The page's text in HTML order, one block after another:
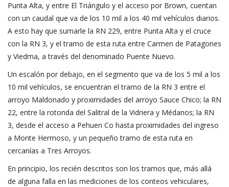
Punta Alta, y entre El Triángulo y el acceso por Brown, cuentan
con un caudal que va de los 10 mil a los 40 mil vehículos diarios.
A esto hay que sumarle la RN 229, entre Punta Alta y el cruce
con la RN 3, y el tramo de esta ruta entre Carmen de Patagones
y Viedma, a través del denominado Puente Nuevo.
Un escalón por debajo, en el segmento que va de los 5 mil a los
10 mil vehículos, se encuentran el tramo de la RN 3 entre el
arroyo Maldonado y proximidades del arroyo Sauce Chico; la RN
22, entre la rotonda del Salitral de la Vidriera y Médanos; la RN
3, desde el acceso a Pehuen Co hasta proximidades del ingreso
a Monte Hermoso, y un pequeño tramo de esta ruta en
cercanías a Tres Arroyos.
En principio, los recién descritos son los tramos que, más allá
de alguna falla en las mediciones de los conteos vehiculares,